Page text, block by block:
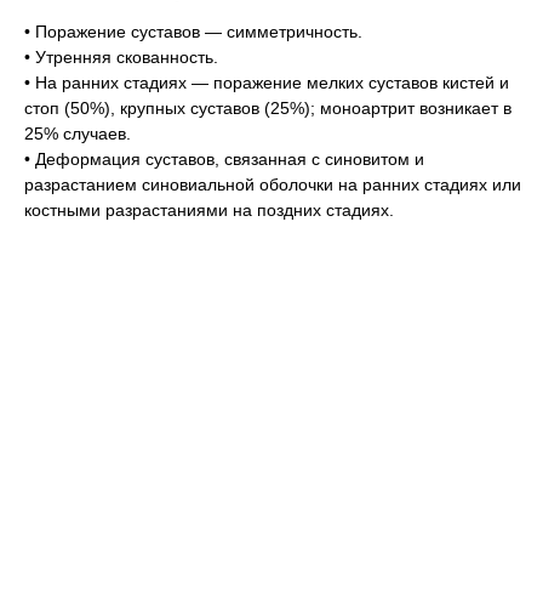
• Поражение суставов — симметричность.
• Утренняя скованность.
• На ранних стадиях — поражение мелких суставов кистей и
стоп (50%), крупных суставов (25%); моноартрит возникает в
25% случаев.
• Деформация суставов, связанная с синовитом и
разрастанием синовиальной оболочки на ранних стадиях или
костными разрастаниями на поздних стадиях.